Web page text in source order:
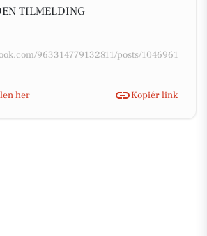
TILMELDING
963314779132811/posts/1046961
her
Kopiér link